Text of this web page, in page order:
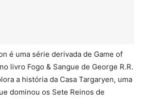
é uma série derivada de Game of
livro Fogo & Sangue de George R.R.
a história da Casa Targaryen, uma
dominou os Sete Reinos de